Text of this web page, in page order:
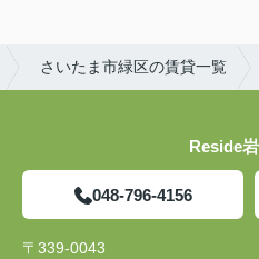
さいたま市緑区の賃貸一覧
Reside
048-796-4156
〒339-0043